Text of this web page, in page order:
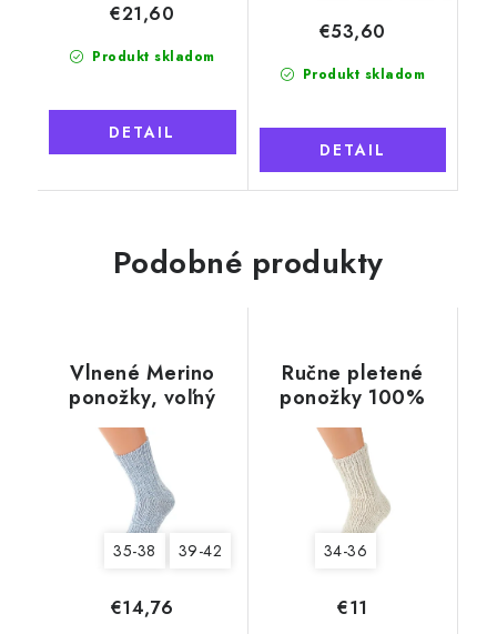
Produkt skladom
€21,60
DETAIL
Produkt skladom
€53,60
DETAIL
Podobné produkty
Vlnené Merino
ponožky, voľný
lem, modrá
35-38 39-42
€14,76
Ručne pletené
ponožky 100%
ovčia vlna
krémová
34-36
€11